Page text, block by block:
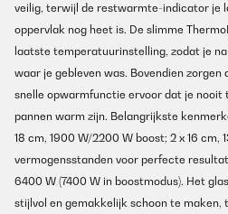
veilig, terwijl de restwarmte-indicator je
oppervlak nog heet is. De slimme
laatste temperatuurinstelling, zodat je
waar je gebleven was. Bovendien
snelle opwarmfunctie ervoor dat je
pannen warm zijn. Belangrijkste
18 cm, 1900 W/2200 W boost; 2 x 16 cm,
vermogensstanden voor perfecte
6400 W (7400 W in boostmodus). Het
stijlvol en gemakkelijk schoon te maken,